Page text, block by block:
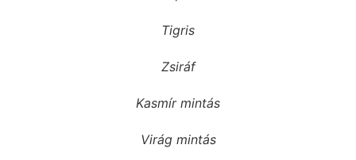
Tigris
Zsiráf
Kasmír mintás
Virág mintás